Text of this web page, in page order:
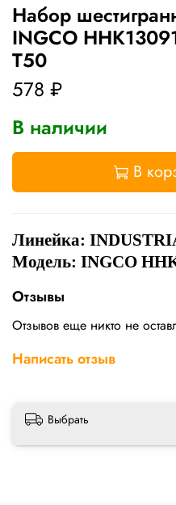
Набор
INGCO
Т50
578 ₽
В наличии
В
Линейка:
Модель: INGCO
Отзывы
Отзывов еще никто не
Написать отзыв
Выбрать